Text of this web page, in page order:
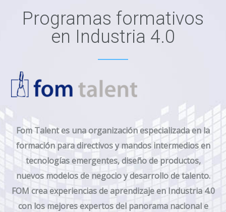
Programas formativos
en Industria 4.0
Fom Talent es una organización especializada en la
formación para directivos y mandos intermedios en
tecnologías emergentes, diseño de productos,
nuevos modelos de negocio y desarrollo de talento.
FOM crea experiencias de aprendizaje en Industria 4.0
con los mejores expertos del panorama nacional e